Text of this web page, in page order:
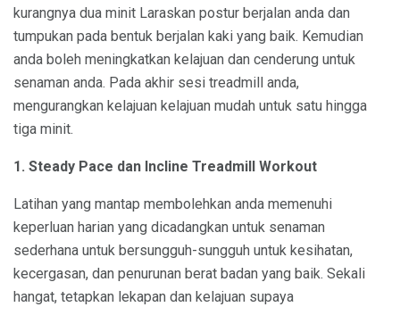
kurangnya dua minit Laraskan postur berjalan anda dan
tumpukan pada bentuk berjalan kaki yang baik. Kemudian
anda boleh meningkatkan kelajuan dan cenderung untuk
senaman anda. Pada akhir sesi treadmill anda,
mengurangkan kelajuan kelajuan mudah untuk satu hingga
tiga minit.
1. Steady Pace dan Incline Treadmill Workout
Latihan yang mantap membolehkan anda memenuhi
keperluan harian yang dicadangkan untuk senaman
sederhana untuk bersungguh-sungguh untuk kesihatan,
kecergasan, dan penurunan berat badan yang baik. Sekali
hangat, tetapkan lekapan dan kelajuan supaya